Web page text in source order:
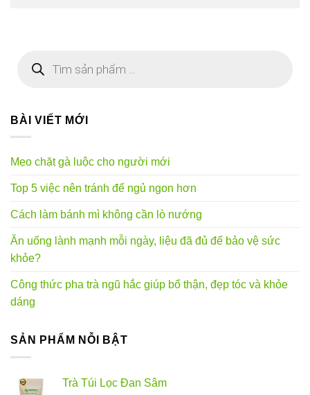
kiếm
BÀI VIẾT MỚI
Mẹo chặt gà luộc cho người mới
Top 5 việc nên tránh để ngủ ngon hơn
Cách làm bánh mì không cần lò nướng
Ăn uống lành mạnh mỗi ngày, liệu đã đủ để bảo vệ sức
khỏe?
Công thức pha trà ngũ hắc giúp bổ thận, đẹp tóc và khỏe
dáng
SẢN PHẨM NỖI BẬT
Trà Túi Lọc Đan Sâm